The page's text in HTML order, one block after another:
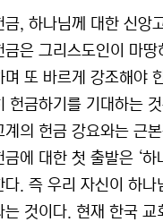
금, 하나님께 대한 신앙
금은 그리스도인이 마
며 또 바르게 강조해야
헌금하기를 기대하는
계의 헌금 강요와는 근
금에 대한 첫 출발은 ‘
다. 즉 우리 자신이 하나
는 것이다. 현재 한국